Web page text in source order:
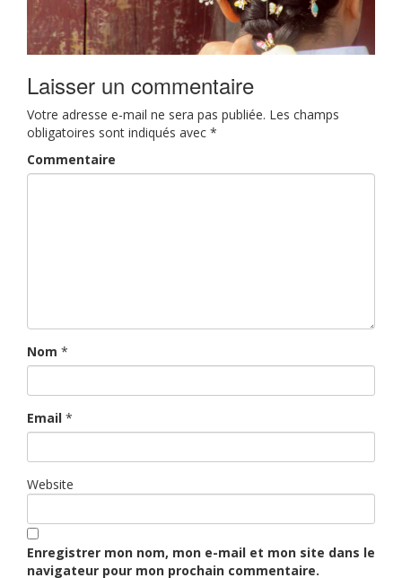
Laisser un commentaire
Votre adresse e-mail ne sera pas publiée. Les champs
obligatoires sont indiqués avec *
Commentaire
Nom *
Email *
Website
Enregistrer mon nom, mon e-mail et mon site dans le
navigateur pour mon prochain commentaire.